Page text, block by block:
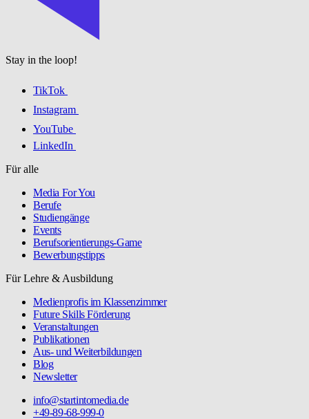
Stay in the loop!
TikTok
Instagram
YouTube
LinkedIn
Für alle
Media For You
Berufe
Studiengänge
Events
Berufsorientierungs-Game
Bewerbungstipps
Für Lehre & Ausbildung
Medienprofis im Klassenzimmer
Future Skills Förderung
Veranstaltungen
Publikationen
Aus- und Weiterbildungen
Blog
Newsletter
info@startintomedia.de
+49-89-68-999-0